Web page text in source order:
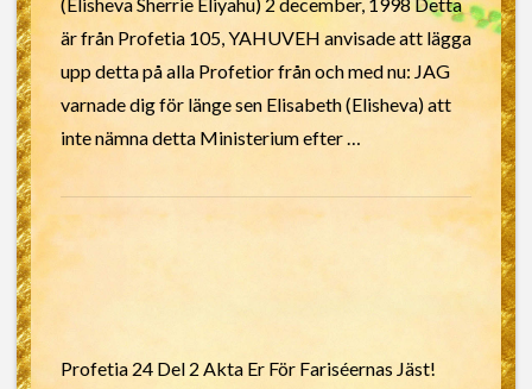
är från Profetia 105, YAHUVEH anvisade att lägga
upp detta på alla Profetior från och med nu: JAG
varnade dig för länge sen Elisabeth (Elisheva) att
inte nämna detta Ministerium efter …
Profetia 24 Del 2 Akta Er För Fariséernas Jäst!